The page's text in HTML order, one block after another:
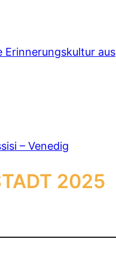
Erinnerungskultur aus
– Venedig
2025